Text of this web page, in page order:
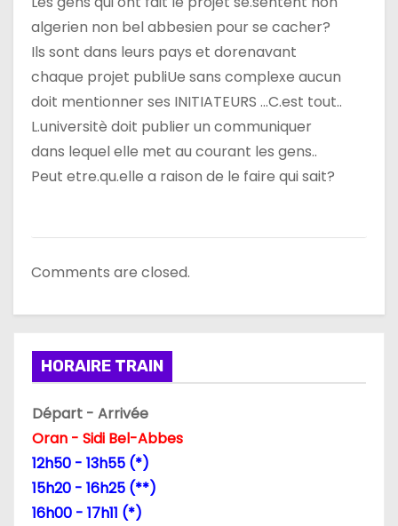
algerien non bel abbesien pour se cacher?
Ils sont dans leurs pays et dorenavant
chaque projet publiUe sans complexe aucun
doit mentionner ses INITIATEURS …C.est tout..
L.universitè doit publier un communiquer
dans lequel elle met au courant les gens..
Peut etre.qu.elle a raison de le faire qui sait?
Comments are closed.
HORAIRE TRAIN
Départ - Arrivée
Oran - Sidi Bel-Abbes
12h50 - 13h55 (*)
15h20 - 16h25 (**)
16h00 - 17h11 (*)